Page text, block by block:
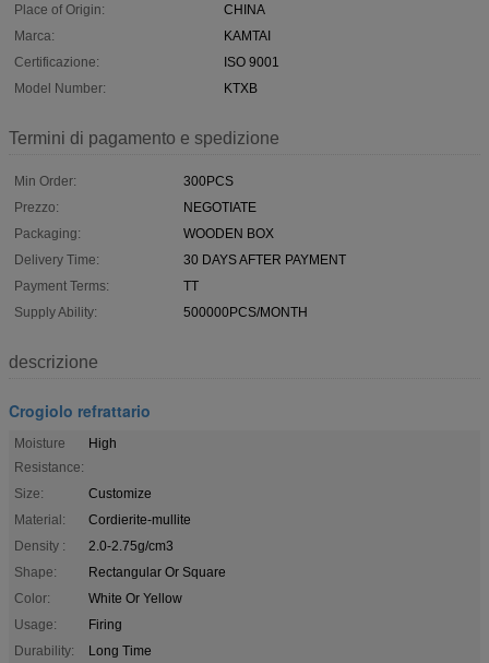
Place of Origin:
CHINA
Marca:
KAMTAI
Certificazione:
ISO 9001
Model Number:
KTXB
Termini di pagamento e spedizione
Min Order:
300PCS
Prezzo:
NEGOTIATE
Packaging:
WOODEN BOX
Delivery Time:
30 DAYS AFTER PAYMENT
Payment Terms:
TT
Supply Ability:
500000PCS/MONTH
descrizione
Crogiolo refrattario
Moisture
Resistance:
High
Size:
Customize
Material:
Cordierite-mullite
Density :
2.0-2.75g/cm3
Shape:
Rectangular Or Square
Color:
White Or Yellow
Usage:
Firing
Durability:
Long Time